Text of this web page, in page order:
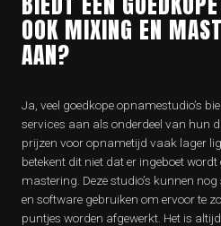
OOK MIXING EN
AAN?
Ja, veel goedkope opnamestudio’s
services aan als onderdeel van hun
prijzen voor opnametijd vaak lager
betekent dit niet dat er ingeboet
mastering. Deze studio’s kunnen
en software gebruiken om ervoor te
puntjes worden afgewerkt. Het is